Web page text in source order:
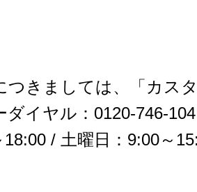
つきましては、「カス
ダイヤル：0120-746-
18:00 / 土曜日：9:00～